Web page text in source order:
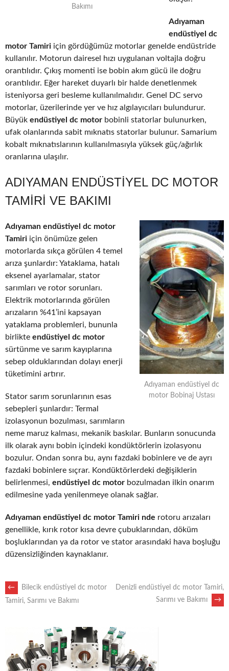
Bakımı
Adıyaman
endüstiyel dc
motor Tamiri için gördüğümüz motorlar genelde endüstride
kullanılır. Motorun dairesel hızı uygulanan voltajla doğru
orantılıdır. Çıkış momenti ise bobin akım gücü ile doğru
orantılıdır. Eğer hareket duyarlı bir halde denetlenmek
isteniyorsa geri besleme kullanılmalıdır. Genel DC servo
motorlar, üzerilerinde yer ve hız algılayıcıları bulundurur.
Büyük endüstiyel dc motor bobinli statorlar bulunurken,
ufak olanlarında sabit mıknatıs statorlar bulunur. Samarium
kobalt mıknatıslarının kullanılmasıyla yüksek güç/ağırlık
oranlarına ulaşılır.
ADIYAMAN ENDÜSTIYEL DC MOTOR
TAMIRI VE BAKIMI
Adıyaman endüstiyel dc
motor Bobinaj Ustası
Adıyaman endüstiyel dc motor
Tamiri için önümüze gelen
motorlarda sıkça görülen 4 temel
arıza şunlardır: Yataklama, hatalı
eksenel ayarlamalar, stator
sarımları ve rotor sorunları.
Elektrik motorlarında görülen
arızaların %41’ini kapsayan
yataklama problemleri, bununla
birlikte endüstiyel dc motor
sürtünme ve sarım kayıplarına
sebep olduklarından dolayı enerji
tüketimini artırır.
Stator sarım sorunlarının esas
sebepleri şunlardır: Termal
izolasyonun bozulması, sarımların
neme maruz kalması, mekanik baskılar. Bunların sonucunda
ilk olarak aynı bobin içindeki kondüktörlerin izolasyonu
bozulur. Ondan sonra bu, aynı fazdaki bobinlere ve de ayrı
fazdaki bobinlere sıçrar. Kondüktörlerdeki değişiklerin
belirlenmesi, endüstiyel dc motor bozulmadan ilkin onarım
edilmesine yada yenilenmeye olanak sağlar.
Adıyaman endüstiyel dc motor Tamiri nde rotoru arızaları
genellikle, kırık rotor kısa devre çubuklarından, döküm
boşluklarından ya da rotor ve stator arasındaki hava boşluğu
düzensizliğinden kaynaklanır.
POST
NAVIGATION
←
Bilecik endüstiyel dc motor
Tamiri, Sarımı ve Bakımı
Denizli endüstiyel dc motor Tamiri,
Sarımı ve Bakımı
→